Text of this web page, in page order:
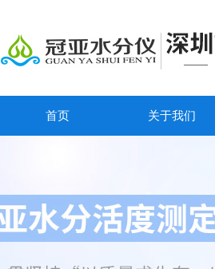
首页 关于我们